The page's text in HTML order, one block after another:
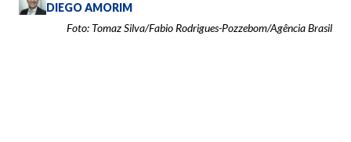
DIEGO AMORIM
Foto: Tomaz Silva/Fabio Rodrigues-Pozzebom/Agência Brasil